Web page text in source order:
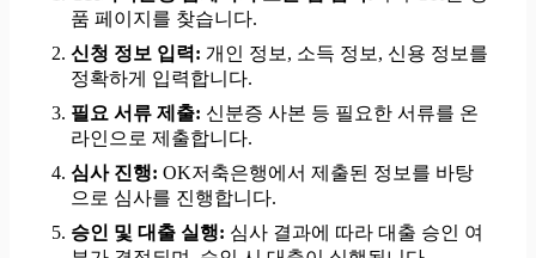
품 페이지를 찾습니다.
신청 정보 입력: 개인 정보, 소득 정보, 신용 정보를
정확하게 입력합니다.
필요 서류 제출: 신분증 사본 등 필요한 서류를 온
라인으로 제출합니다.
심사 진행: OK저축은행에서 제출된 정보를 바탕
으로 심사를 진행합니다.
승인 및 대출 실행: 심사 결과에 따라 대출 승인 여